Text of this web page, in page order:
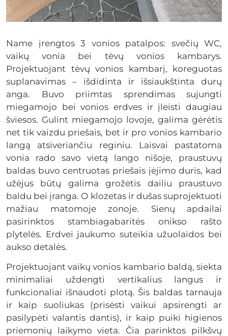
Name įrengtos 3 vonios patalpos: svečių WC,
vaikų vonia bei tėvų vonios kambarys.
Projektuojant tėvų vonios kambarį, koreguotas
suplanavimas – išdidinta ir išsiaukštinta durų
anga. Buvo priimtas sprendimas sujungti
miegamojo bei vonios erdves ir įleisti daugiau
šviesos. Gulint miegamojo lovoje, galima gėrėtis
net tik vaizdu priešais, bet ir pro vonios kambario
langą atsiveriančiu reginiu. Laisvai pastatoma
vonia rado savo vietą lango nišoje, praustuvų
baldas buvo centruotas priešais įėjimo duris, kad
užėjus būtų galima grožėtis dailiu praustuvo
baldu bei įranga. O klozetas ir dušas suprojektuoti
mažiau matomoje zonoje. Sienų apdailai
pasirinktos stambiagabaritės onikso rašto
plytelės. Erdvei jaukumo suteikia užuolaidos bei
aukso detalės.
Projektuojant vaikų vonios kambario baldą, siekta
minimaliai uždengti vertikalius langus ir
funkcionaliai išnaudoti plotą. Šis baldas tarnauja
ir kaip suoliukas (prisėsti vaikui apsirengti ar
pasilypėti valantis dantis), ir kaip puiki higienos
priemonių laikymo vieta. Čia parinktos pilkšvų